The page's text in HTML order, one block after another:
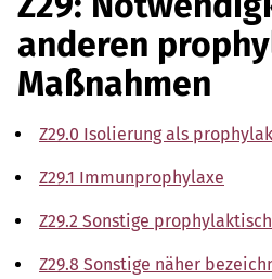
anderen
Maßnahmen
Z29.0 Isolierung als
Z29.1 Immunprophylaxe
Z29.2 Sonstige
Z29.8 Sonstige näher